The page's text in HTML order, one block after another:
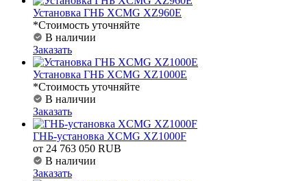
Установка ГНБ XCMG XZ960E
*Стоимость уточняйте
В наличии
Заказать
Установка ГНБ XCMG XZ1000E
*Стоимость уточняйте
В наличии
Заказать
ГНБ-установка XCMG XZ1000F
от 24 763 050 RUB
В наличии
Заказать